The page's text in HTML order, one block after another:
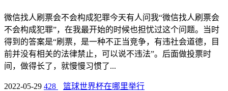
微信找人刷票会不会构成犯罪今天有人问我“微信找人刷票会
不会构成犯罪”，在我最开始的时候也担忧过这个问题。当时
得到的答案是“刷票，是一种不正当竞争，有违社会道德，目
前并没有相关的法律禁止，可以说不违法”。后面做投票时
间，做得长了，就慢慢习惯了...
2022-05-29 428 篮球世界杯在哪里举行